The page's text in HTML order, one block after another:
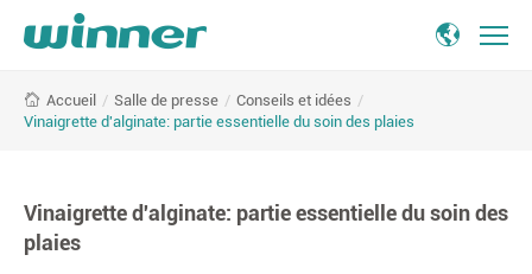
d'alginate:
soin
des
Accueil / Salle de presse / Conseils et idées /
Vinaigrette d'alginate: partie essentielle du soin des plaies
Vinaigrette d'alginate: partie essentielle du soin des
plaies